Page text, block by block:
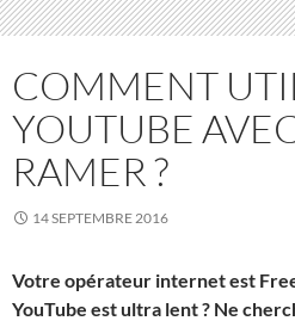
COMMENT
YOUTUBE
RAMER ?
14 SEPTEMBRE 2016
Votre opérateur internet est
YouTube est ultra lent ? Ne